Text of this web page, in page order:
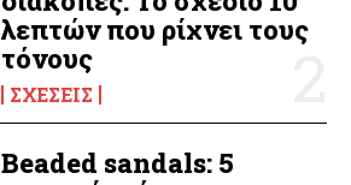
λεπτών που ρίχνει τους
τόνους
ΣΧΈΣΕΙΣ
Beaded sandals: 5